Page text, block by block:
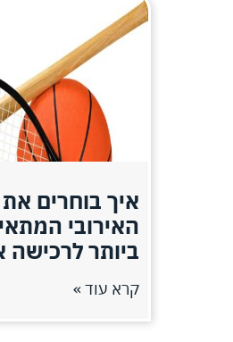
איך בוחרים את
האירובי
ביותר לרכישה
קרא עוד »